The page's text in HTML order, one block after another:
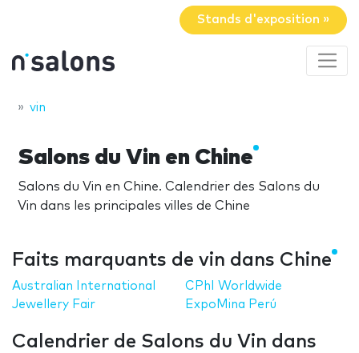
Stands d'exposition »
vin
Salons du Vin en Chine
Salons du Vin en Chine. Calendrier des Salons du
Vin dans les principales villes de Chine
Faits marquants de vin dans Chine
Australian International
Jewellery Fair
CPhI Worldwide
ExpoMina Perú
Calendrier de Salons du Vin dans